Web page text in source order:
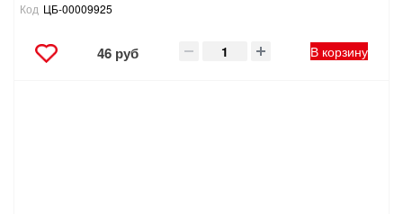
Код ЦБ-00009925
46 руб В корзину